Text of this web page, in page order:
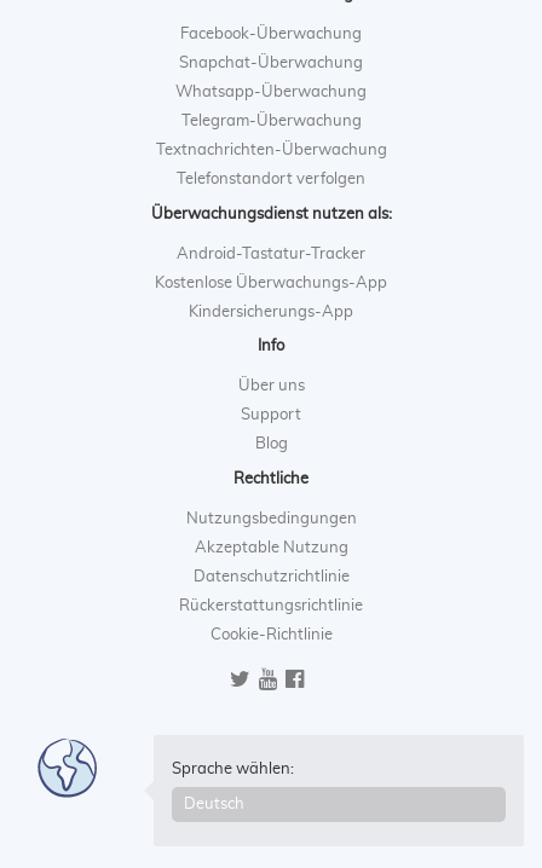
Facebook-Überwachung
Snapchat-Überwachung
Whatsapp-Überwachung
Telegram-Überwachung
Textnachrichten-Überwachung
Telefonstandort verfolgen
Überwachungsdienst nutzen als:
Android-Tastatur-Tracker
Kostenlose Überwachungs-App
Kindersicherungs-App
Info
Über uns
Support
Blog
Rechtliche
Nutzungsbedingungen
Akzeptable Nutzung
Datenschutzrichtlinie
Rückerstattungsrichtlinie
Cookie-Richtlinie
Sprache wählen: